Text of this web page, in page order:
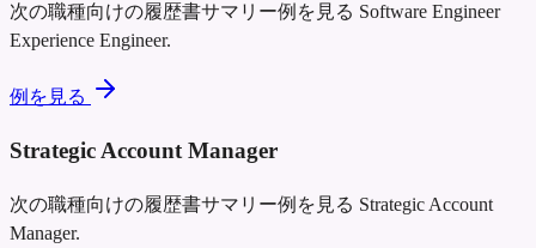
次の職種向けの履歴書サマリー例を見る Software Engineer
Experience Engineer.
例を見る
Strategic Account Manager
次の職種向けの履歴書サマリー例を見る Strategic Account
Manager.